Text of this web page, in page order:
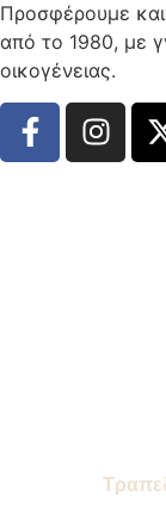
Προσφέρουμε
από το 1980, με
οικογένειας.